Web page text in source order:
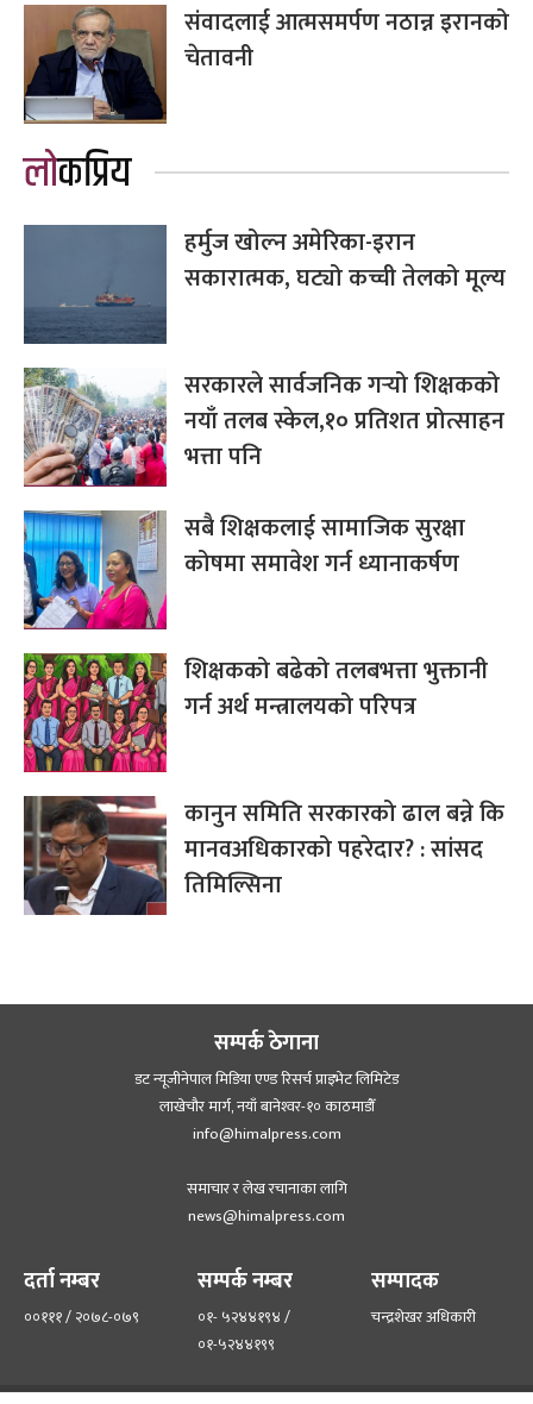
संवादलाई आत्मसमर्पण नठान्न इरानको
चेतावनी
लोकप्रिय
हर्मुज खोल्न अमेरिका-इरान
सकारात्मक, घट्यो कच्ची तेलको मूल्य
सरकारले सार्वजनिक गर्‍यो शिक्षकको
नयाँ तलब स्केल,१० प्रतिशत प्रोत्साहन
भत्ता पनि
सबै शिक्षकलाई सामाजिक सुरक्षा
कोषमा समावेश गर्न ध्यानाकर्षण
शिक्षकको बढेको तलबभत्ता भुक्तानी
गर्न अर्थ मन्त्रालयको परिपत्र
कानुन समिति सरकारको ढाल बन्ने कि
मानवअधिकारको पहरेदार? : सांसद
तिमिल्सिना
सम्पर्क ठेगाना
डट न्यूजीनेपाल मिडिया एण्ड रिसर्च प्राइभेट लिमिटेड
लाखेचौर मार्ग, नयाँ बानेश्‍वर-१० काठमाडौँ
info@himalpress.com
समाचार र लेख रचानाका लागि
news@himalpress.com
दर्ता नम्बर
००१११ / २०७८-०७९
सम्पर्क नम्बर
०१- ५२४४१९४ /
०१-५२४४१९९
सम्पादक
चन्द्रशेखर अधिकारी